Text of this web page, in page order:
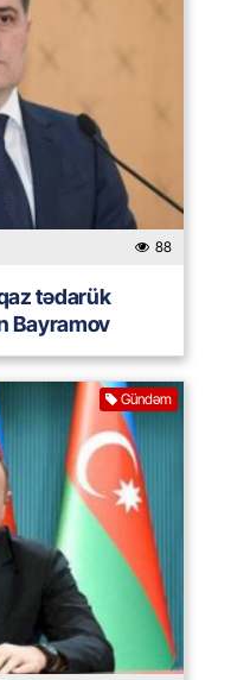
88
tədarük
Bayramov
Gündəm